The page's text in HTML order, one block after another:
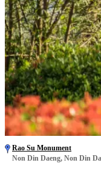
Rao Su Monument
Non Din Daeng, Non Din